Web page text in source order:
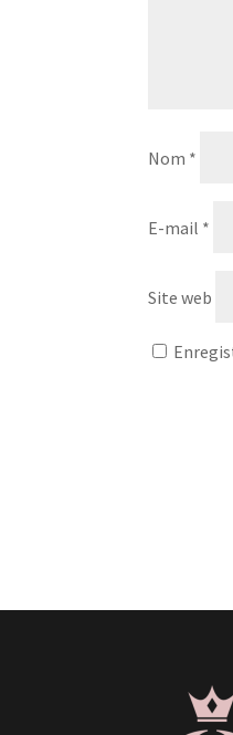
Nom *
E-mail *
Site web